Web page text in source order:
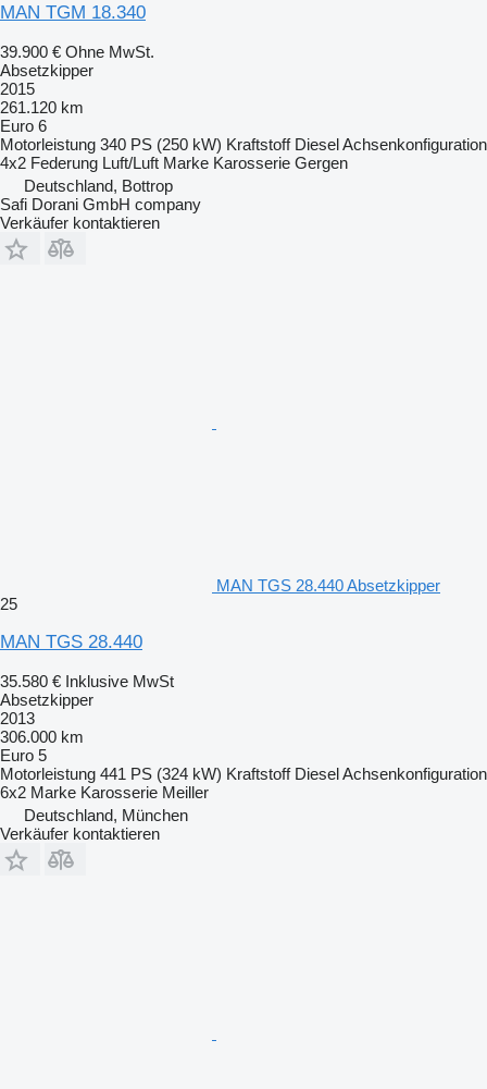
MAN TGM 18.340
39.900 € Ohne MwSt.
Absetzkipper
2015
261.120 km
Euro 6
Motorleistung 340 PS (250 kW) Kraftstoff DieselAchsenkonfiguration
4x2 Federung Luft/Luft Marke Karosserie Gergen
Deutschland, Bottrop
Safi Dorani GmbH company
Verkäufer kontaktieren
MAN TGS 28.440 Absetzkipper
25
MAN TGS 28.440
35.580 € Inklusive MwSt
Absetzkipper
2013
306.000 km
Euro 5
Motorleistung 441 PS (324 kW) Kraftstoff DieselAchsenkonfiguration
6x2 Marke Karosserie Meiller
Deutschland, München
Verkäufer kontaktieren